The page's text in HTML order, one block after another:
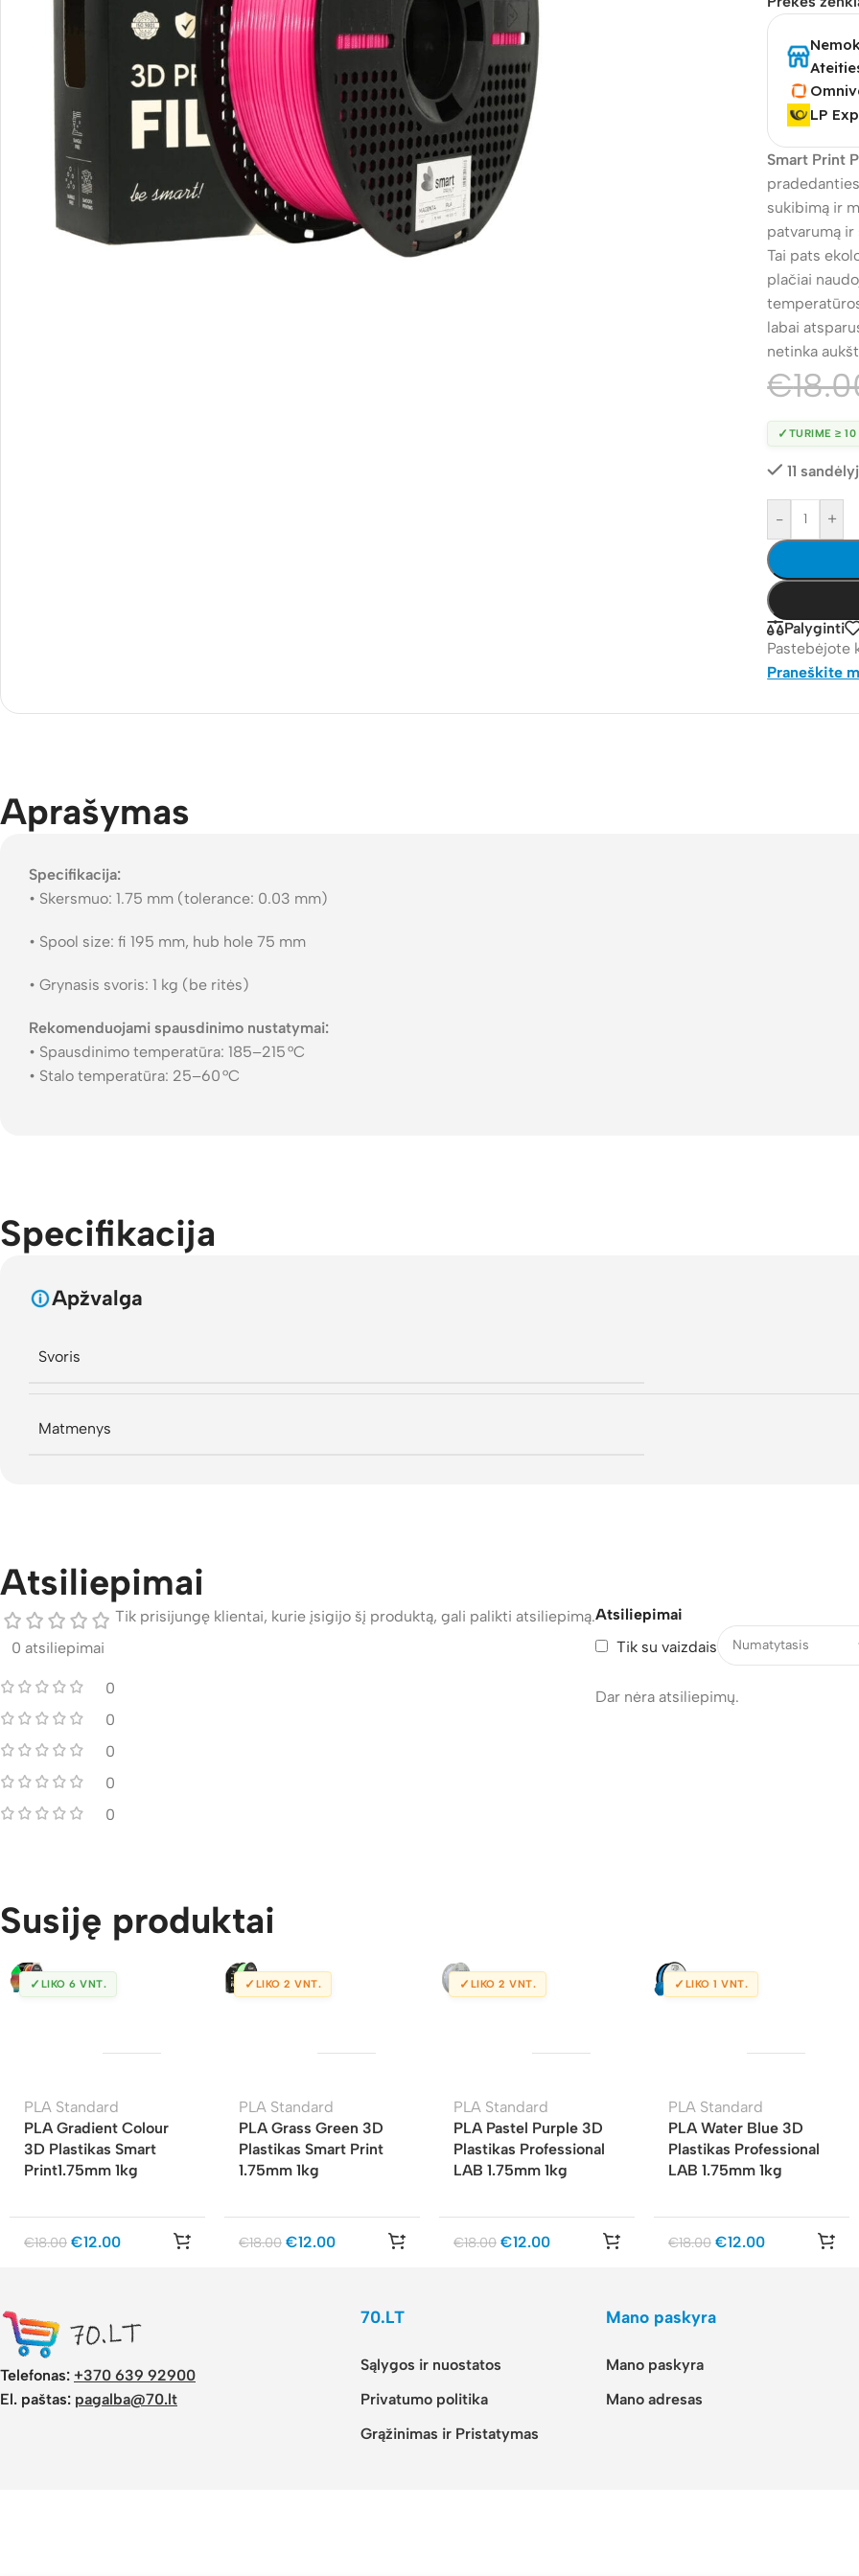
LP
Smart Print
sukibimą ir
patvarumą
Tai pats
plačiai
labai
netinka
€
✓ TURIME ≥ 10
11
- +
Palyginti
Pastebėjote
Praneškite
Aprašymas
Specifikacija:
• Skersmuo: 1.75 mm (tolerance: 0.03 mm)
• Spool size: fi 195 mm, hub hole 75 mm
• Grynasis svoris: 1 kg (be ritės)
Rekomenduojami spausdinimo nustatymai:
• Spausdinimo temperatūra: 185–215 °C
• Stalo temperatūra: 25–60 °C
Specifikacija
Apžvalga
Svoris
Matmenys
Atsiliepimai
0 atsiliepimai
0
0
0
0
0
Atsiliepimai
Tik su vaizdais
Dar nėra atsiliepimų.
Tik prisijungę klientai, kurie įsigijo šį produktą, gali palikti atsiliepimą.
Susiję produktai
✓ LIKO 6 VNT.
PLA Standard
PLA Gradient Colour
3D Plastikas Smart
Print1.75mm 1kg
€18.00 €12.00
✓ LIKO 2 VNT.
PLA Standard
PLA Grass Green 3D
Plastikas Smart Print
1.75mm 1kg
€18.00 €12.00
✓ LIKO 2 VNT.
PLA Standard
PLA Pastel Purple 3D
Plastikas Professional
LAB 1.75mm 1kg
€18.00 €12.00
✓ LIKO 1 VNT.
PLA Standard
PLA Water Blue 3D
Plastikas Professional
LAB 1.75mm 1kg
€18.00 €12.00
Telefonas: +370 639 92900
El. paštas: pagalba@70.lt
70.LT
Sąlygos ir nuostatos
Privatumo politika
Grąžinimas ir Pristatymas
Mano paskyra
Mano paskyra
Mano adresas